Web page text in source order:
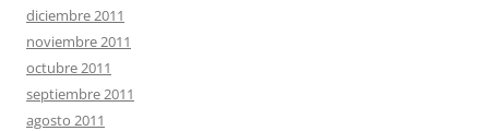
diciembre 2011
noviembre 2011
octubre 2011
septiembre 2011
agosto 2011